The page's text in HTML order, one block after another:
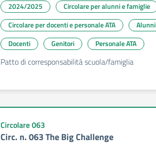
2024/2025
Circolare per alunni e famiglie
Circolare per docenti e personale ATA
Alunni
Docenti
Genitori Personale ATA
Patto di corresponsabilità scuola/famiglia
Circolare 063
Circ. n. 063 The Big Challenge